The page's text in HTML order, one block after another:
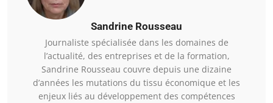
Sandrine Rousseau
Journaliste spécialisée dans les domaines de
l’actualité, des entreprises et de la formation,
Sandrine Rousseau couvre depuis une dizaine
d’années les mutations du tissu économique et les
enjeux liés au développement des compétences